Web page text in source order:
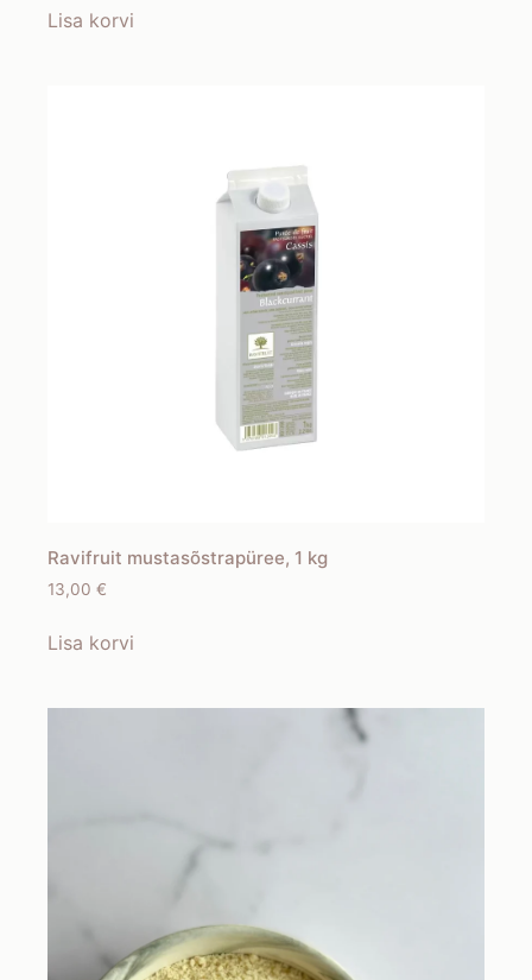
Lisa korvi
Ravifruit mustasõstrapüree, 1 kg
13,00 €
Lisa korvi